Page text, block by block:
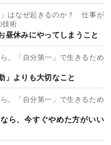
」はなぜ起きるのか？ 仕事が
技術
昼休みにやってしまうこと
。「自分第一」で生きるため
」よりも大切なこと
。「自分第一」で生きるため
ら、今すぐやめた方がいい